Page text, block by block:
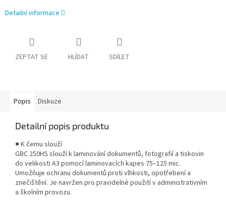
Detailní informace
ZEPTAT SE HLÍDAT SDÍLET
Popis Diskuze
Detailní popis produktu
● K čemu slouží
GBC 250HS slouží k laminování dokumentů, fotografií a tiskovin
do velikosti A3 pomocí laminovacích kapes 75–125 mic.
Umožňuje ochranu dokumentů proti vlhkosti, opotřebení a
znečištění. Je navržen pro pravidelné použití v administrativním
a školním provozu.